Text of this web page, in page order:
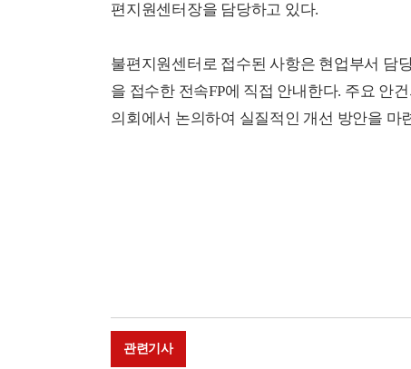
편지원센터장을 담당하고 있다.
불편지원센터로 접수된 사항은 현업부서 담
을 접수한 전속FP에 직접 안내한다. 주요 안
의회에서 논의하여 실질적인 개선 방안을 마
관련기사